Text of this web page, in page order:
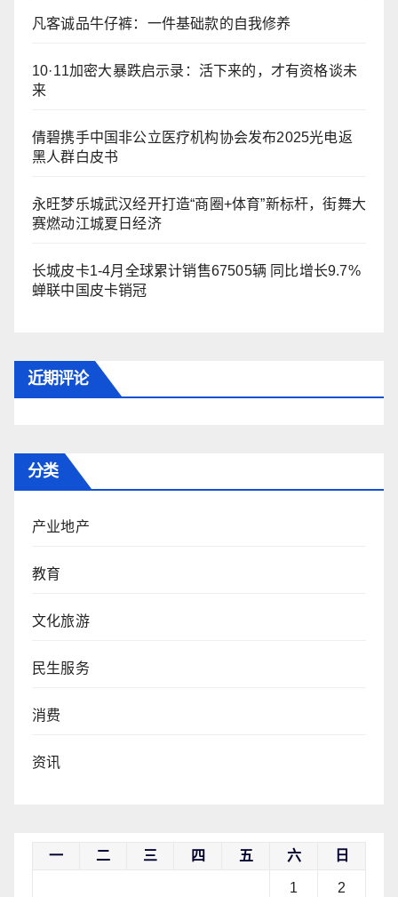
凡客诚品牛仔裤：一件基础款的自我修养
10·11加密大暴跌启示录：活下来的，才有资格谈未
来
倩碧携手中国非公立医疗机构协会发布2025光电返
黑人群白皮书
永旺梦乐城武汉经开打造“商圈+体育”新标杆，街舞大
赛燃动江城夏日经济
长城皮卡1-4月全球累计销售67505辆 同比增长9.7%
蝉联中国皮卡销冠
近期评论
分类
产业地产
教育
文化旅游
民生服务
消费
资讯
一 二 三 四 五 六 日
1 2